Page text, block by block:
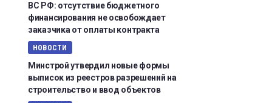
ВС РФ: отсутствие бюджетного
финансирования не освобождает
заказчика от оплаты контракта
НОВОСТИ
Минстрой утвердил новые формы
выписок из реестров разрешений на
строительство и ввод объектов